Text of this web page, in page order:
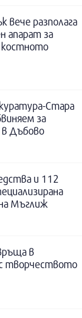
вече разполага
апарат за
костното
Стара
за
Дъбово
и 112
Мъглиж
в
творчеството